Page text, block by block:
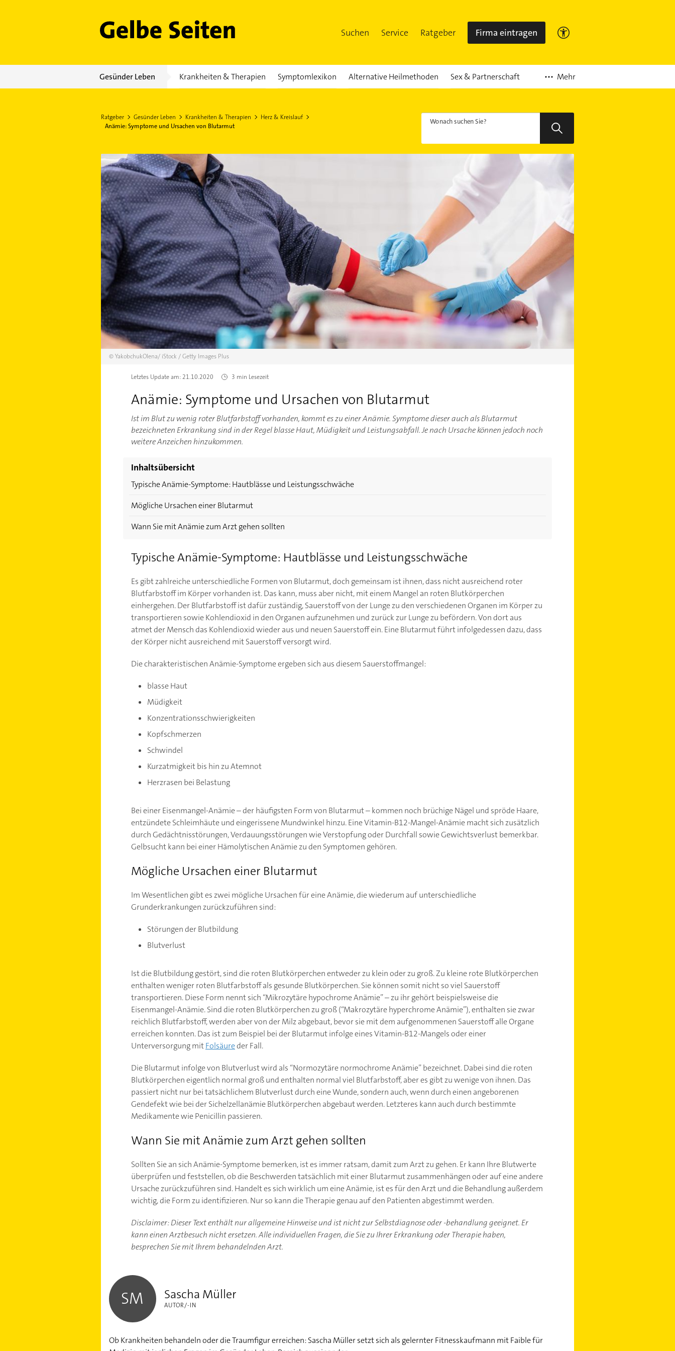
Gelbe Seiten Suchen Service Ratgeber Firma eintragen
Gesünder Leben Krankheiten & Therapien Symptomlexikon Alternative Heilmethoden Sex & Partnerschaft Mehr
Ratgeber Gesünder Leben Krankheiten & Therapien
Herz & Kreislauf
Anämie: Symptome und Ursachen von Blutarmut
Wonach suchen Sie?
©YakobchukOlena/ iStock / Getty Images Plus
Letztes Update am:21.10.2020 3 min Lesezeit
Anämie: Symptome und Ursachen von Blutarmut
Ist im Blut zu wenig roter Blutfarbstoff vorhanden, kommt es zu einer Anämie. Symptome dieser auch als Blutarmut
bezeichneten Erkrankung sind in der Regel blasse Haut, Müdigkeit und Leistungsabfall. Je nach Ursache können jedoch noch
weitere Anzeichen hinzukommen.
Inhaltsübersicht
Typische Anämie-Symptome: Hautblässe und Leistungsschwäche
Mögliche Ursachen einer Blutarmut
Wann Sie mit Anämie zum Arzt gehen sollten
Typische Anämie-Symptome: Hautblässe und Leistungsschwäche
Es gibt zahlreiche unterschiedliche Formen von Blutarmut, doch gemeinsam ist ihnen, dass nicht ausreichend roter
Blutfarbstoff im Körper vorhanden ist. Das kann, muss aber nicht, mit einem Mangel an roten Blutkörperchen
einhergehen. Der Blutfarbstoff ist dafür zuständig, Sauerstoff von der Lunge zu den verschiedenen Organen im Körper zu
transportieren sowie Kohlendioxid in den Organen aufzunehmen und zurück zur Lunge zu befördern. Von dort aus
atmet der Mensch das Kohlendioxid wieder aus und neuen Sauerstoff ein. Eine Blutarmut führt infolgedessen dazu, dass
der Körper nicht ausreichend mit Sauerstoff versorgt wird.
Die charakteristischen Anämie-Symptome ergeben sich aus diesem Sauerstoffmangel:
blasse Haut
Müdigkeit
Konzentrationsschwierigkeiten
Kopfschmerzen
Schwindel
Kurzatmigkeit bis hin zu Atemnot
Herzrasen bei Belastung
Bei einer Eisenmangel-Anämie – der häufigsten Form von Blutarmut – kommen noch brüchige Nägel und spröde Haare,
entzündete Schleimhäute und eingerissene Mundwinkel hinzu. Eine Vitamin-B12-Mangel-Anämie macht sich zusätzlich
durch Gedächtnisstörungen, Verdauungsstörungen wie Verstopfung oder Durchfall sowie Gewichtsverlust bemerkbar.
Gelbsucht kann bei einer Hämolytischen Anämie zu den Symptomen gehören.
Mögliche Ursachen einer Blutarmut
Im Wesentlichen gibt es zwei mögliche Ursachen für eine Anämie, die wiederum auf unterschiedliche
Grunderkrankungen zurückzuführen sind:
Störungen der Blutbildung
Blutverlust
Ist die Blutbildung gestört, sind die roten Blutkörperchen entweder zu klein oder zu groß. Zu kleine rote Blutkörperchen
enthalten weniger roten Blutfarbstoff als gesunde Blutkörperchen. Sie können somit nicht so viel Sauerstoff
transportieren. Diese Form nennt sich “Mikrozytäre hypochrome Anämie” – zu ihr gehört beispielsweise die
Eisenmangel-Anämie. Sind die roten Blutkörperchen zu groß (“Makrozytäre hyperchrome Anämie”), enthalten sie zwar
reichlich Blutfarbstoff, werden aber von der Milz abgebaut, bevor sie mit dem aufgenommenen Sauerstoff alle Organe
erreichen konnten. Das ist zum Beispiel bei der Blutarmut infolge eines Vitamin-B12-Mangels oder einer
Unterversorgung mitFolsäureder Fall.
Die Blutarmut infolge von Blutverlust wird als “Normozytäre normochrome Anämie” bezeichnet. Dabei sind die roten
Blutkörperchen eigentlich normal groß und enthalten normal viel Blutfarbstoff, aber es gibt zu wenige von ihnen. Das
passiert nicht nur bei tatsächlichem Blutverlust durch eine Wunde, sondern auch, wenn durch einen angeborenen
Gendefekt wie bei der Sichelzellanämie Blutkörperchen abgebaut werden. Letzteres kann auch durch bestimmte
Medikamente wie Penicillin passieren.
Wann Sie mit Anämie zum Arzt gehen sollten
Sollten Sie an sich Anämie-Symptome bemerken, ist es immer ratsam, damit zum Arzt zu gehen. Er kann Ihre Blutwerte
überprüfen und feststellen, ob die Beschwerden tatsächlich mit einer Blutarmut zusammenhängen oder auf eine andere
Ursache zurückzuführen sind. Handelt es sich wirklich um eine Anämie, ist es für den Arzt und die Behandlung außerdem
wichtig, die Form zu identifizieren. Nur so kann die Therapie genau auf den Patienten abgestimmt werden.
Disclaimer: Dieser Text enthält nur allgemeine Hinweise und ist nicht zur Selbstdiagnose oder -behandlung geeignet. Er
kann einen Arztbesuch nicht ersetzen. Alle individuellen Fragen, die Sie zu Ihrer Erkrankung oder Therapie haben,
besprechen Sie mit Ihrem behandelnden Arzt.
SM Sascha Müller
AUTOR/-IN
Ob Krankheiten behandeln oder die Traumfigur erreichen: Sascha Müller setzt sich als gelernter Fitnesskaufmann mit Faible für